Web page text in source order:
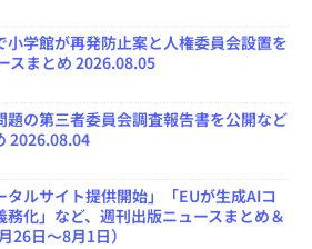
小学館が再発防止案と人権委員会設置を
スまとめ 2026.08.05
題の第三者委員会調査報告書を公開など
2026.08.04
タルサイト提供開始」「EUが生成AIコ
化」など、週刊出版ニュースまとめ＆
26日～8月1日）